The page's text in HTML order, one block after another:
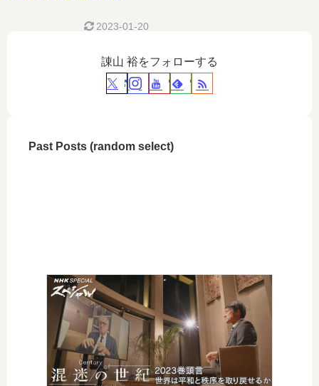
2023-01-20
諌山 裕をフォローする
Past Posts (random select)